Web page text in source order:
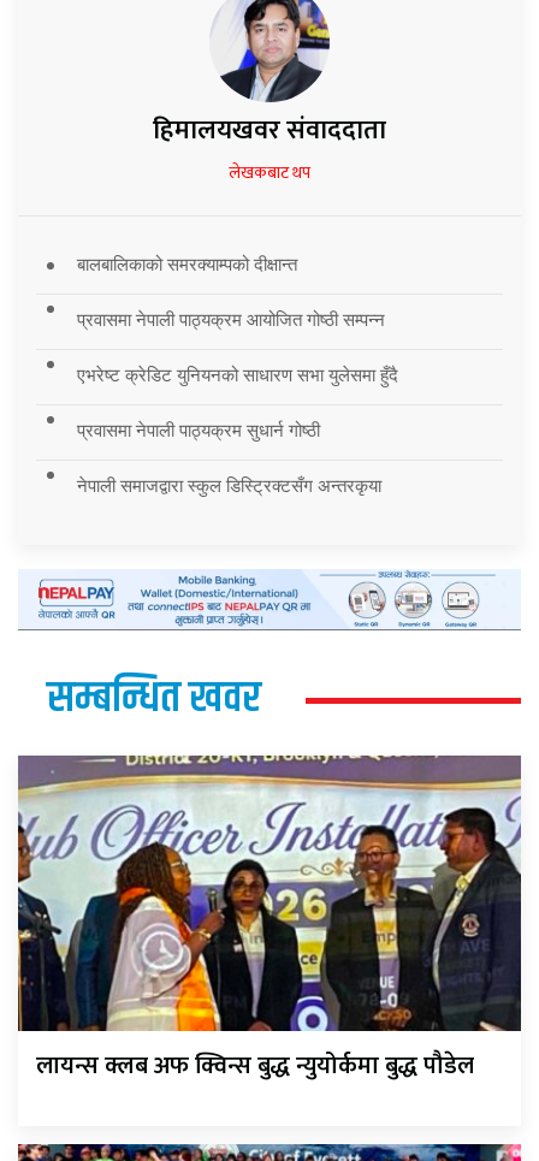
हिमालयखवर संवाददाता
लेखकबाट थप
बालबालिकाको समरक्याम्पको दीक्षान्त
प्रवासमा नेपाली पाठ्यक्रम आयोजित गोष्ठी सम्पन्न
एभरेष्ट क्रेडिट युनियनको साधारण सभा युलेसमा हुँदै
प्रवासमा नेपाली पाठ्यक्रम सुधार्न गोष्ठी
नेपाली समाजद्वारा स्कुल डिस्ट्रिक्टसँग अन्तरकृया
सम्बन्धित खवर
लायन्स क्लब अफ क्विन्स बुद्ध न्युयोर्कमा बुद्ध पौडेल